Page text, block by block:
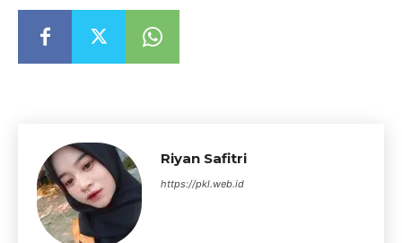
Riyan Safitri
https://pkl.web.id